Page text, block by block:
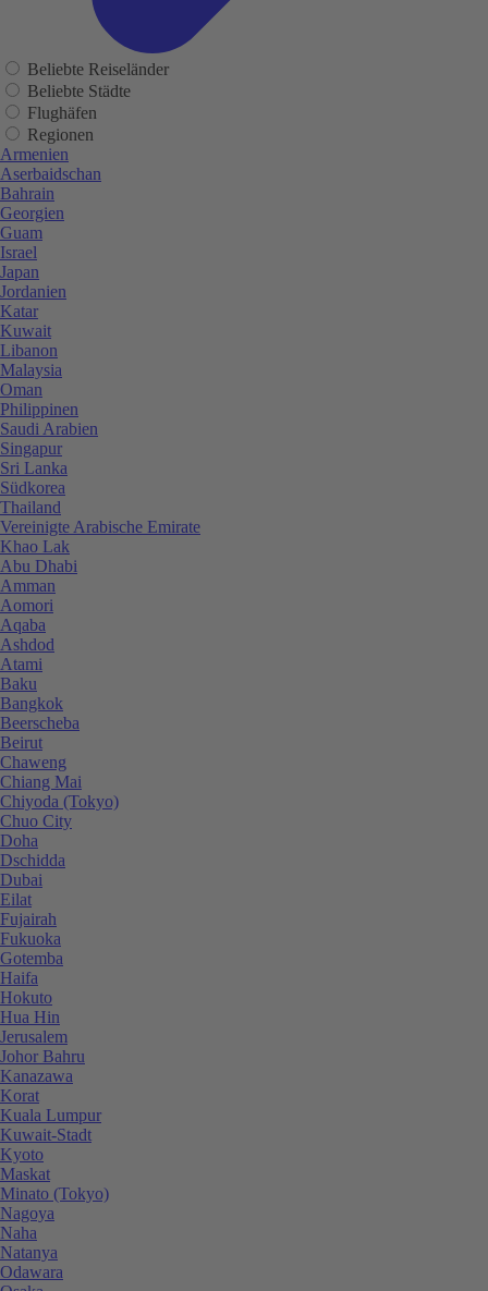
Beliebte Reiseländer
Beliebte Städte
Flughäfen
Regionen
Armenien
Aserbaidschan
Bahrain
Georgien
Guam
Israel
Japan
Jordanien
Katar
Kuwait
Libanon
Malaysia
Oman
Philippinen
Saudi Arabien
Singapur
Sri Lanka
Südkorea
Thailand
Vereinigte Arabische Emirate
Khao Lak
Abu Dhabi
Amman
Aomori
Aqaba
Ashdod
Atami
Baku
Bangkok
Beerscheba
Beirut
Chaweng
Chiang Mai
Chiyoda (Tokyo)
Chuo City
Doha
Dschidda
Dubai
Eilat
Fujairah
Fukuoka
Gotemba
Haifa
Hokuto
Hua Hin
Jerusalem
Johor Bahru
Kanazawa
Korat
Kuala Lumpur
Kuwait-Stadt
Kyoto
Maskat
Minato (Tokyo)
Nagoya
Naha
Natanya
Odawara